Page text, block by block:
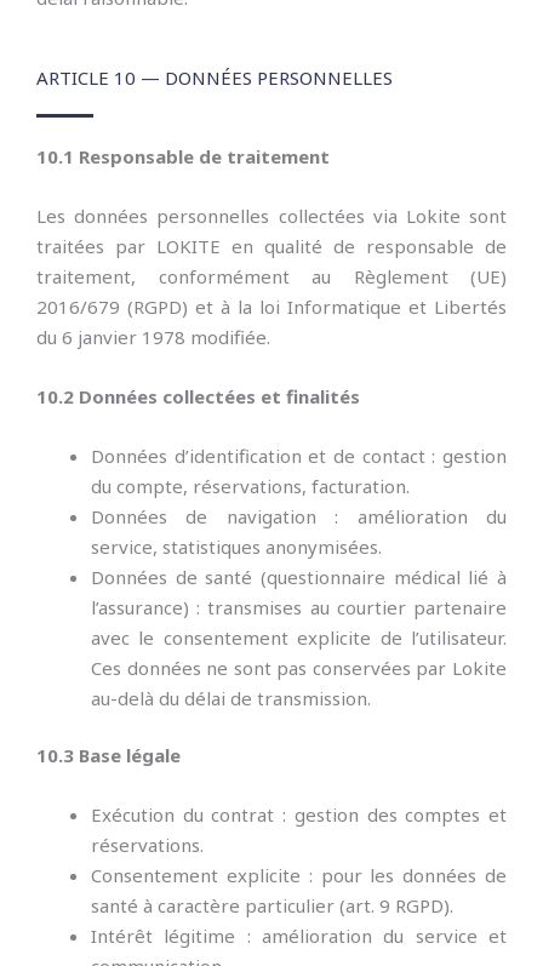
ARTICLE 10 — DONNÉES PERSONNELLES
10.1 Responsable de traitement
Les données personnelles collectées via Lokite sont
traitées par LOKITE en qualité de responsable de
traitement, conformément au Règlement (UE)
2016/679 (RGPD) et à la loi Informatique et Libertés
du 6 janvier 1978 modifiée.
10.2 Données collectées et finalités
Données d’identification et de contact : gestion
du compte, réservations, facturation.
Données de navigation : amélioration du
service, statistiques anonymisées.
Données de santé (questionnaire médical lié à
l’assurance) : transmises au courtier partenaire
avec le consentement explicite de l’utilisateur.
Ces données ne sont pas conservées par Lokite
au-delà du délai de transmission.
10.3 Base légale
Exécution du contrat : gestion des comptes et
réservations.
Consentement explicite : pour les données de
santé à caractère particulier (art. 9 RGPD).
Intérêt légitime : amélioration du service et